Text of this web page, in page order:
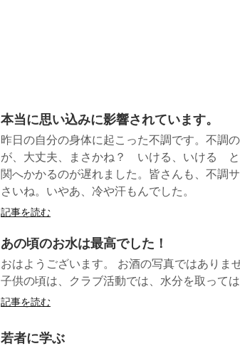
本当に思い込みに影響されています。
昨日の自分の身体に起こった不調です。不調
が、大丈夫、まさかね？ いける、いける と
関へかかるのが遅れました。皆さんも、不調
さいね。いやあ、冷や汗もんでした。
記事を読む
あの頃のお水は最高でした！
おはようございます。 お酒の写真ではありま
子供の頃は、クラブ活動では、水分を取って
記事を読む
若者に学ぶ